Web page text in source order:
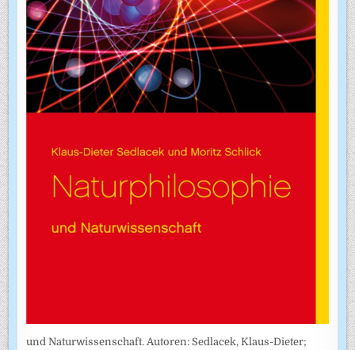
und Naturwissenschaft. Autoren: Sedlacek, Klaus-Dieter;